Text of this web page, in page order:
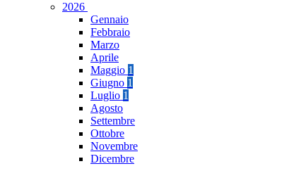
2026
Gennaio
Febbraio
Marzo
Aprile
Maggio 1
Giugno 1
Luglio 1
Agosto
Settembre
Ottobre
Novembre
Dicembre